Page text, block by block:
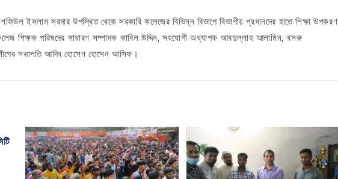
ইসলাম সরদার উপস্থিত থেকে সরকারি কলেজের বিভিন্ন বিভাগে বিভাগীয় প্রধানদের হাতে শিক্ষা উপকরণ
শিক্ষক পরিষদের সাধারণ সম্পাদক কাবিল উদ্দিন, সহযোগী অধ্যাপক আবদুল্লাহ আলামিন, খসরু
সভাপতি আদিব হোসেন হোসেন আসিফ।